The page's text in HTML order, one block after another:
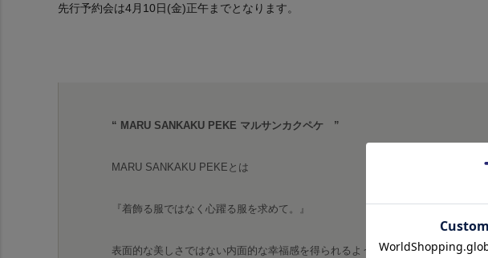
先行予約会は4月10日(金)正午までとなります。
“ MARU SANKAKU PEKE マルサンカクペケ ”
MARU SANKAKU PEKEとは
『着飾る服ではなく心躍る服を求めて。』
表面的な美しさではない内面的な幸福感を得られるような服作りを目指します。